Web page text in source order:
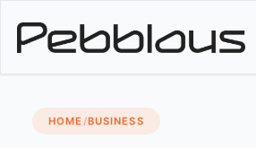
HOME/BUSINESS